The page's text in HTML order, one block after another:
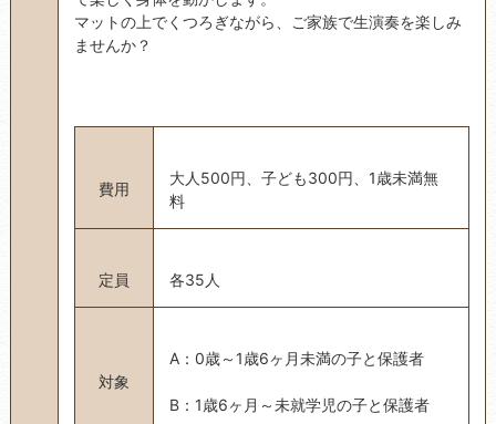
マットの上でくつろぎながら、ご家族で生演奏を楽しみ
ませんか？
費用
大人500円、子ども300円、1歳未満無
料
定員 各35人
対象
A：0歳～1歳6ヶ月未満の子と保護者
B：1歳6ヶ月～未就学児の子と保護者